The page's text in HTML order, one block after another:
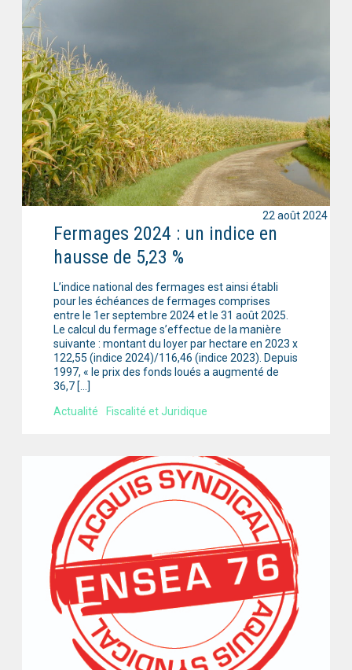
Fermages 2024 : un indice en
hausse de 5,23 %
L’indice national des fermages est ainsi établi
pour les échéances de fermages comprises
entre le 1er septembre 2024 et le 31 août 2025.
Le calcul du fermage s’effectue de la manière
suivante : montant du loyer par hectare en 2023 x
122,55 (indice 2024)/116,46 (indice 2023). Depuis
1997, « le prix des fonds loués a augmenté de
36,7 […]
Actualité
Fiscalité et Juridique
22 août 2024